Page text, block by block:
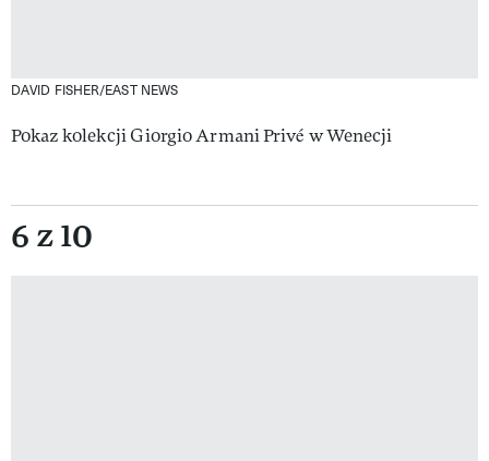
DAVID FISHER/EAST NEWS
Pokaz kolekcji Giorgio Armani Privé w Wenecji
6 z 10